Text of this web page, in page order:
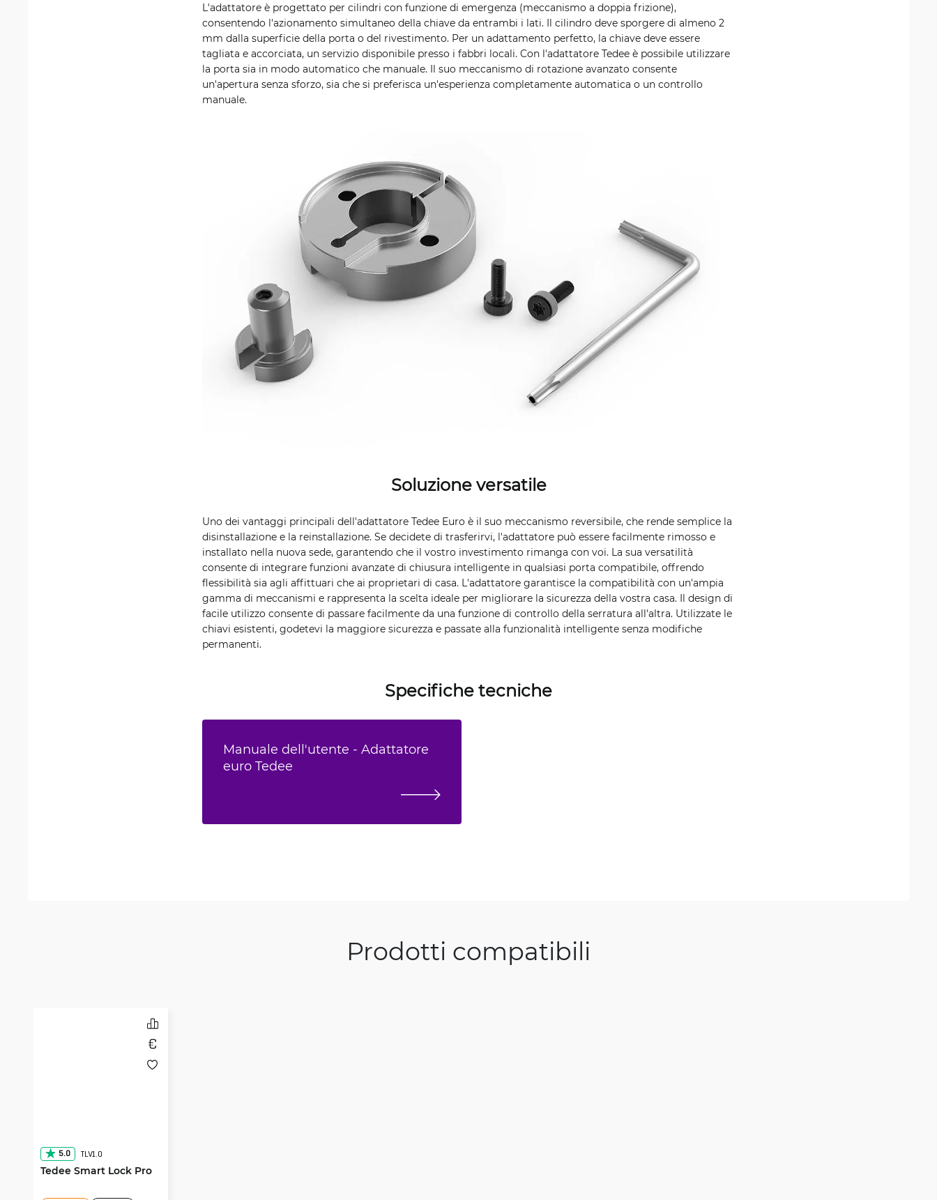
L'adattatore è progettato per cilindri con funzione di emergenza (meccanismo a doppia frizione),
consentendo l'azionamento simultaneo della chiave da entrambi i lati. Il cilindro deve sporgere di almeno 2
mm dalla superficie della porta o del rivestimento. Per un adattamento perfetto, la chiave deve essere
tagliata e accorciata, un servizio disponibile presso i fabbri locali. Con l'adattatore Tedee è possibile utilizzare
la porta sia in modo automatico che manuale. Il suo meccanismo di rotazione avanzato consente
un'apertura senza sforzo, sia che si preferisca un'esperienza completamente automatica o un controllo
manuale.
Soluzione versatile
Uno dei vantaggi principali dell'adattatore Tedee Euro è il suo meccanismo reversibile, che rende semplice la
disinstallazione e la reinstallazione. Se decidete di trasferirvi, l'adattatore può essere facilmente rimosso e
installato nella nuova sede, garantendo che il vostro investimento rimanga con voi. La sua versatilità
consente di integrare funzioni avanzate di chiusura intelligente in qualsiasi porta compatibile, offrendo
flessibilità sia agli affittuari che ai proprietari di casa. L'adattatore garantisce la compatibilità con un'ampia
gamma di meccanismi e rappresenta la scelta ideale per migliorare la sicurezza della vostra casa. Il design di
facile utilizzo consente di passare facilmente da una funzione di controllo della serratura all'altra. Utilizzate le
chiavi esistenti, godetevi la maggiore sicurezza e passate alla funzionalità intelligente senza modifiche
permanenti.
Specifiche tecniche
Manuale dell'utente - Adattatore
euro Tedee
Prodotti compatibili
5.0 TLV1.0
Tedee Smart Lock Pro